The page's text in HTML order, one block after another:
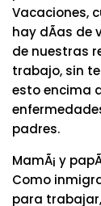
Vacaciones,
hay dÃ­as de
de nuestras
trabajo, sin
esto encima
padres.
MamÃ¡ y
Como
para